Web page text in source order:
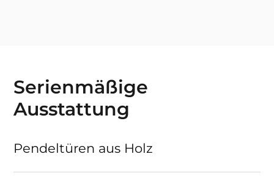
Serienmäßige
Ausstattung
Pendeltüren aus Holz